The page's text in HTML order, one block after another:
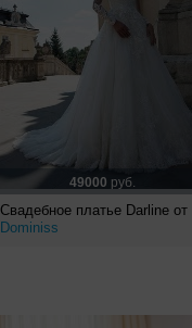
49000 руб.
Свадебное платье Darline от
Dominiss